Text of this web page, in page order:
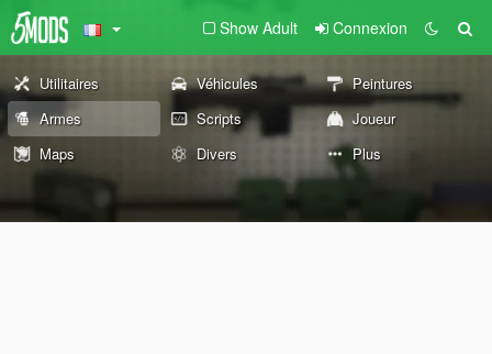
Show Adult Connexion
Utilitaires Véhicules
Peintures
Armes
Scripts
Joueur
Maps
Divers Plus